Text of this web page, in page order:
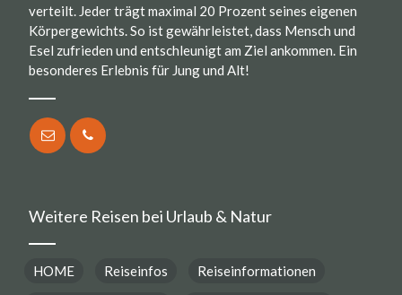
verteilt. Jeder trägt maximal 20 Prozent seines eigenen
Körpergewichts. So ist gewährleistet, dass Mensch und
Esel zufrieden und entschleunigt am Ziel ankommen. Ein
besonderes Erlebnis für Jung und Alt!
Weitere Reisen bei Urlaub & Natur
HOME Reiseinfos Reiseinformationen